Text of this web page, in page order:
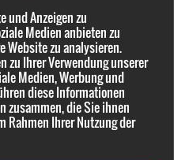
und Anzeigen zu
Medien anbieten zu
Website zu analysieren.
zu Ihrer Verwendung unserer
Medien, Werbung und
diese Informationen
zusammen, die Sie ihnen
Rahmen Ihrer Nutzung der
Pflichtfelder sind mit * markiert
.